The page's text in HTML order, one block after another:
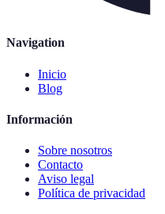
Navigation
Inicio
Blog
Información
Sobre nosotros
Contacto
Aviso legal
Política de privacidad